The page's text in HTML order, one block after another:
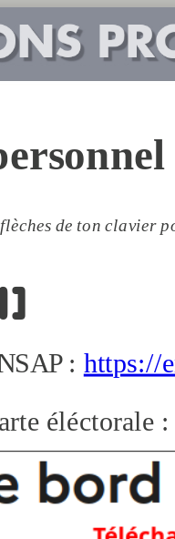
de ton clavier
: https://
éléctorale :